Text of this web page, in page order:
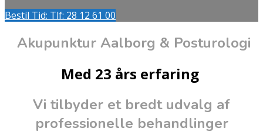
Bestil Tid: Tlf: 28 12 61 00
Akupunktur Aalborg & Posturologi
Med 23 års erfaring
Vi tilbyder et bredt udvalg af
professionelle behandlinger